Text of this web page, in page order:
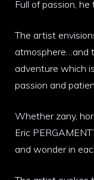
Full of passion,
The artist
atmosphere…and
adventure which
passion and
Whether zany,
Eric
and wonder in